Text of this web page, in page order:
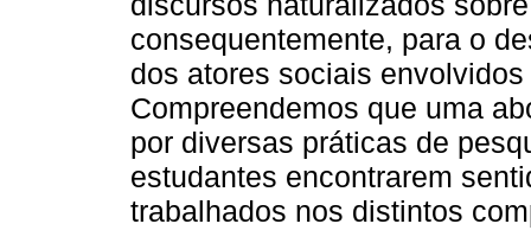
consequentemente, para o
dos atores sociais
Compreendemos que uma
por diversas práticas de
estudantes encontrarem
trabalhados nos distintos